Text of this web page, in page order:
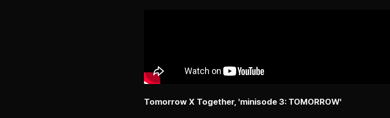
Tomorrow X Together, 'minisode 3: TOMORROW'